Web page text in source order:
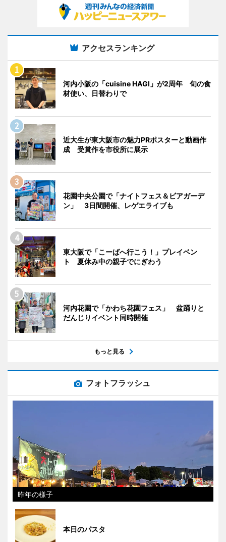
アクセスランキング
河内小阪の「cuisine HAGI」が2周年 旬の食
材使い、日替わりで
近大生が東大阪市の魅力PRポスターと動画作
成 受賞作を市役所に展示
花園中央公園で「ナイトフェス＆ビアガーデ
ン」 3日間開催、レゲエライブも
東大阪で「こーばへ行こう！」プレイベン
ト 夏休み中の親子でにぎわう
河内花園で「かわち花園フェス」 盆踊りと
だんじりイベント同時開催
もっと見る
フォトフラッシュ
昨年の様子
本日のパスタ